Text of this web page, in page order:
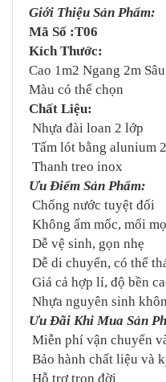
Giới Thiệu Sản Phẩm:
Mã Số :T06
Kích Thước:
Cao 1m2 Ngang 2m
Màu có thể chọn
Chất Liệu:
Nhựa đài loan 2 lớp
Tấm lót bằng alunium
Thanh treo inox
Ưu Điểm Sản Phẩm:
Chống nước tuyệt đối
Không ẩm mốc, mối
Dễ vệ sinh, gọn nhẹ
Dễ di chuyển, có thể
Giá cả hợp lí, độ bền
Nhựa nguyên sinh
Ưu Đãi Khi Mua Sản
Miễn phí vận chuyển
Bảo hành chất liệu và
Hỗ trợ trọn đời